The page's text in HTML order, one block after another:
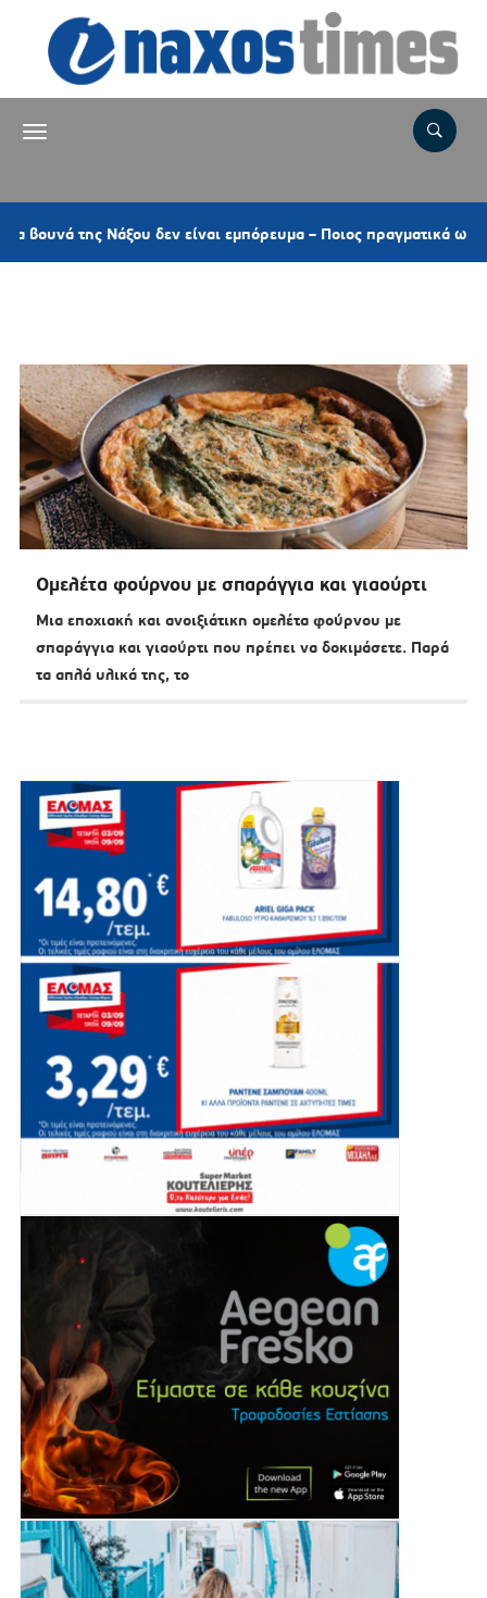
της Νάξου δεν είναι εμπόρευμα – Ποιος πραγματικά ωφελείται
Ομελέτα φούρνου με σπαράγγια και γιαούρτι
Μια εποχιακή και ανοιξιάτικη ομελέτα φούρνου με
σπαράγγια και γιαούρτι που πρέπει να δοκιμάσετε. Παρά
τα απλά υλικά της, το